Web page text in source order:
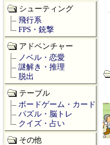
シューティング
飛行系
FPS・銃撃
アドベンチャー
ノベル・恋愛
謎解き・推理
脱出
テーブル
ボードゲーム・カード
パズル・脳トレ
クイズ・占い
その他